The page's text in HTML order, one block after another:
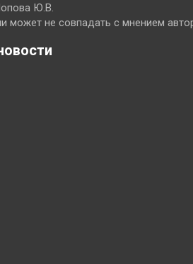
Ю.В.
может не совпадать с мнением